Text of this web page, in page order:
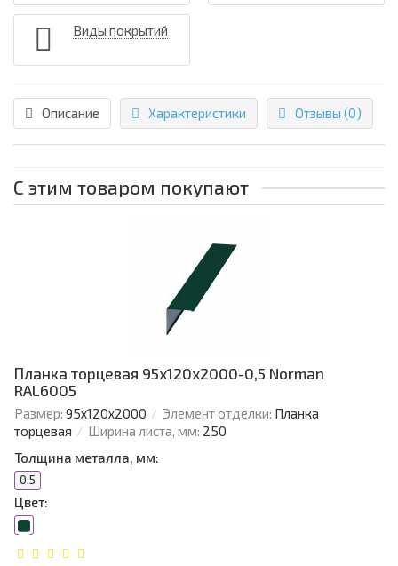
Виды покрытий
Описание Характеристики Отзывы (0)
С этим товаром покупают
Планка торцевая 95х120х2000-0,5 Norman
RAL6005
Размер: 95х120х2000 Элемент отделки: Планка
торцевая
Ширина листа, мм: 250
Толщина металла, мм:
0.5
Цвет: